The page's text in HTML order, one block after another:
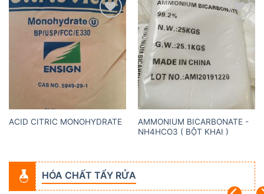
Add to
ACID CITRIC MONOHYDRATE
Add to
AMMONIUM BICARBONATE -
NH4HCO3 ( BỘT KHAI )
HÓA CHẤT TẨY RỬA